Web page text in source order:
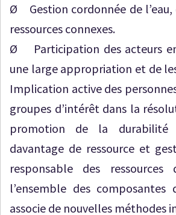
Ø Gestion cordonnée de l’eau,
ressources connexes.
Ø Participation des acteurs
une large appropriation et de
Implication active des
groupes d’intérêt dans la
promotion de la durabilité
davantage de ressource et
responsable des
l’ensemble des
associe de nouvelles méthodes